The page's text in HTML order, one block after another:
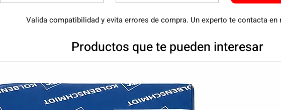
Valida compatibilidad y evita errores de compra. Un experto te contacta en
Productos que te pueden interesar